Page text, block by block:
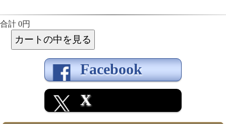
合計 0円
Facebook
X